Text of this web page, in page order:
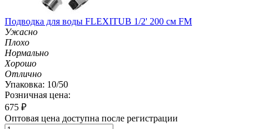
Подводка для воды FLEXITUB 1/2' 200 см FM
Ужасно
Плохо
Нормально
Хорошо
Отлично
Упаковка: 10/50
Розничная цена:
675 ₽
Оптовая цена доступна после регистрации